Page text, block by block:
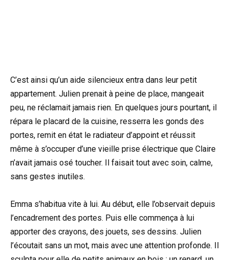
C’est ainsi qu’un aide silencieux entra dans leur petit
appartement. Julien prenait à peine de place, mangeait
peu, ne réclamait jamais rien. En quelques jours pourtant, il
répara le placard de la cuisine, resserra les gonds des
portes, remit en état le radiateur d’appoint et réussit
même à s’occuper d’une vieille prise électrique que Claire
n’avait jamais osé toucher. Il faisait tout avec soin, calme,
sans gestes inutiles.
Emma s’habitua vite à lui. Au début, elle l’observait depuis
l’encadrement des portes. Puis elle commença à lui
apporter des crayons, des jouets, ses dessins. Julien
l’écoutait sans un mot, mais avec une attention profonde. Il